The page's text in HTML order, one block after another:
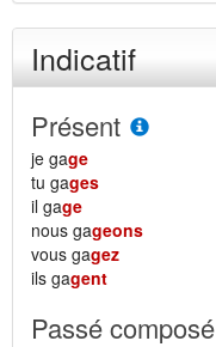
Indicatif
Présent
je gage
tu gages
il gage
nous gageons
vous gagez
ils gagent
Passé composé